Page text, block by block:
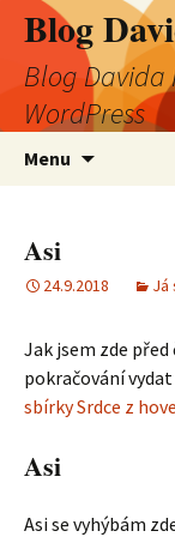
Blog
Blog Davida
WordPress
Menu
Asi
24.9.2018 Já
Jak jsem zde
pokračování
sbírky Srdce z
Asi
Asi se vyhýbám